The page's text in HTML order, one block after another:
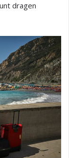
dragen